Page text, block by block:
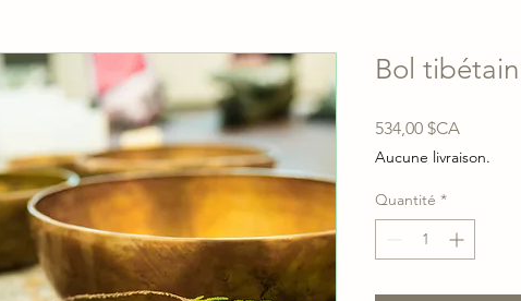
Bol
534,00 $CAPrix
Aucune livraison.
Quantité *